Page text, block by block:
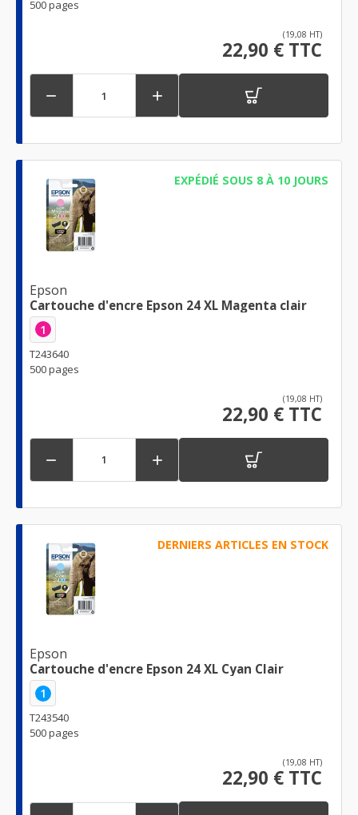
500 pages
(19,08 HT)
22,90 € TTC
 
EXPÉDIÉ SOUS 8 À 10 JOURS
Epson
Cartouche d'encre Epson 24 XL Magenta clair
1
T243640
500 pages
(19,08 HT)
22,90 € TTC
 
DERNIERS ARTICLES EN STOCK
Epson
Cartouche d'encre Epson 24 XL Cyan Clair
1
T243540
500 pages
(19,08 HT)
22,90 € TTC